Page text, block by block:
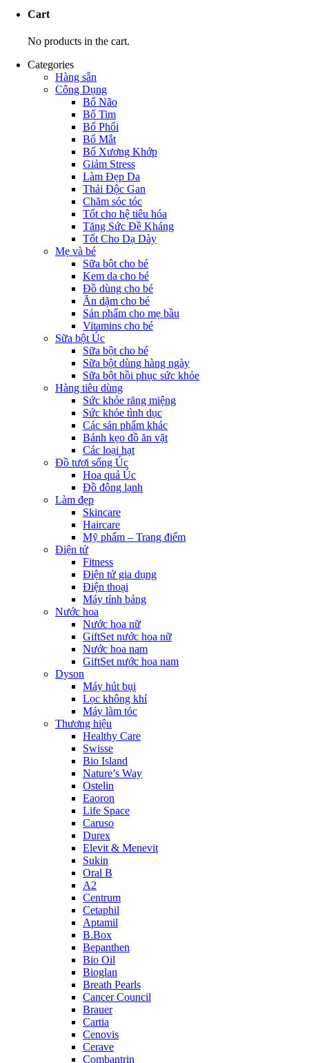
Cart
No products in the cart.
Categories
Hàng sẵn
Công Dụng
Bổ Não
Bổ Tim
Bổ Phổi
Bổ Mắt
Bổ Xương Khớp
Giảm Stress
Làm Đẹp Da
Thải Độc Gan
Chăm sóc tóc
Tốt cho hệ tiêu hóa
Tăng Sức Đề Kháng
Tốt Cho Dạ Dày
Mẹ và bé
Sữa bột cho bé
Kem da cho bé
Đồ dùng cho bé
Ăn dặm cho bé
Sản phẩm cho mẹ bầu
Vitamins cho bé
Sữa bột Úc
Sữa bột cho bé
Sữa bột dùng hàng ngày
Sữa bột hồi phục sức khỏe
Hàng tiêu dùng
Sức khỏe răng miệng
Sức khỏe tình dục
Các sản phẩm khác
Bánh kẹo đồ ăn vặt
Các loại hạt
Đồ tươi sống Úc
Hoa quả Úc
Đồ đông lạnh
Làm đẹp
Skincare
Haircare
Mỹ phẩm – Trang điểm
Điện tử
Fitness
Điện tử gia dụng
Điện thoại
Máy tính bảng
Nước hoa
Nước hoa nữ
GiftSet nước hoa nữ
Nước hoa nam
GiftSet nước hoa nam
Dyson
Máy hút bụi
Lọc không khí
Máy làm tóc
Thương hiệu
Healthy Care
Swisse
Bio Island
Nature’s Way
Ostelin
Eaoron
Life Space
Caruso
Durex
Elevit & Menevit
Sukin
Oral B
A2
Centrum
Cetaphil
Aptamil
B.Box
Bepanthen
Bio Oil
Bioglan
Breath Pearls
Cancer Council
Brauer
Cartia
Cenovis
Cerave
Combantrin